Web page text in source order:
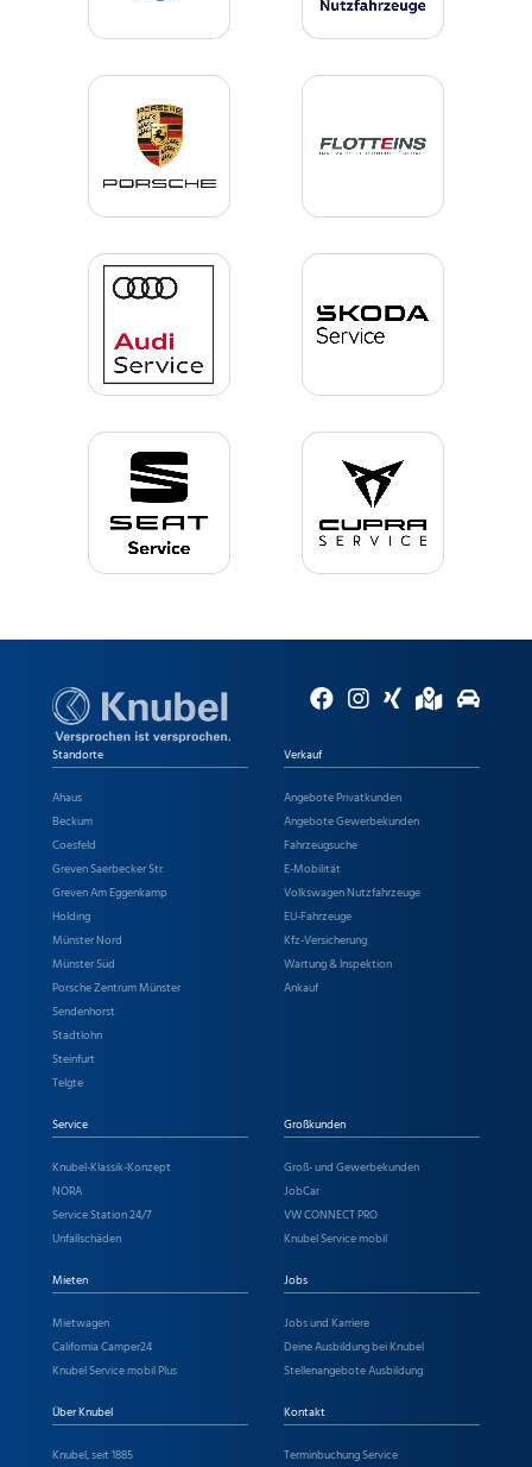
Standorte
Ahaus
Beckum
Coesfeld
Greven Saerbecker Str.
Greven Am Eggenkamp
Holding
Münster Nord
Münster Süd
Porsche Zentrum Münster
Sendenhorst
Stadtlohn
Steinfurt
Telgte
Verkauf
Angebote Privatkunden
Angebote Gewerbekunden
Fahrzeugsuche
E-Mobilität
Volkswagen Nutzfahrzeuge
EU-Fahrzeuge
Kfz-Versicherung
Wartung & Inspektion
Ankauf
Service
Knubel-Klassik-Konzept
NORA
Service Station 24/7
Unfallschäden
Großkunden
Groß- und Gewerbekunden
JobCar
VW CONNECT PRO
Knubel Service mobil
Mieten
Mietwagen
California Camper24
Knubel Service mobil Plus
Jobs
Jobs und Karriere
Deine Ausbildung bei Knubel
Stellenangebote Ausbildung
Über Knubel
Knubel, seit 1885
Kontakt
Terminbuchung Service